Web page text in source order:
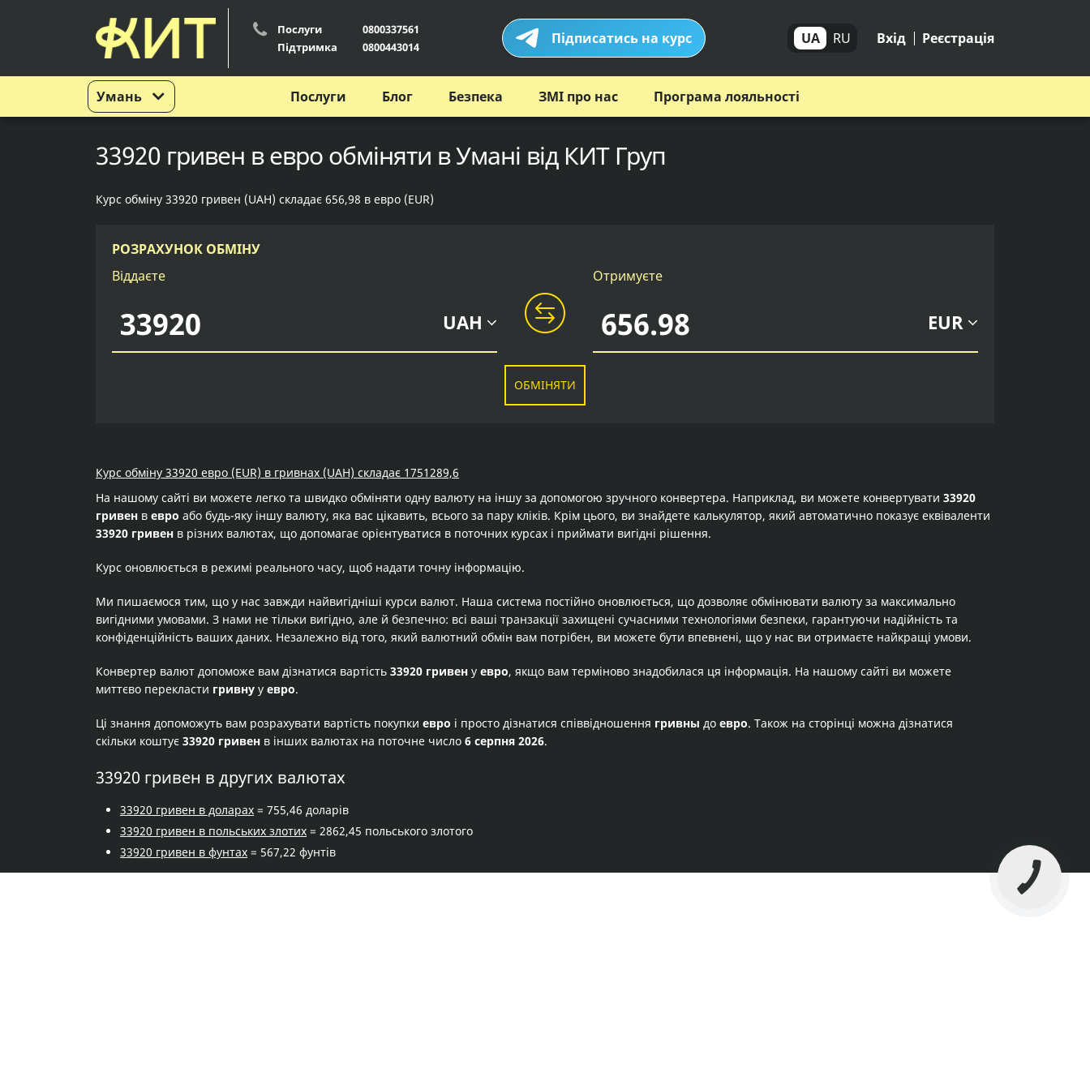
Умань
Послуги
0800337561
Підтримка
0800443014 Підписатись на курс UA RU Вхід Реєстрація
Послуги Блог Безпека ЗМІ про нас Програма лояльності
33920 гривен в евро обміняти в Умані від КИТ Груп
Курс обміну 33920 гривен (UAH) складає 656,98 в евро (EUR)
РОЗРАХУНОК ОБМІНУ
Віддаєте
UAH
Отримуєте
EUR
ОБМІНЯТИ
Курс обміну 33920 евро (EUR) в гривнах (UAH) складає 1751289,6
На нашому сайті ви можете легко та швидко обміняти одну валюту на іншу за допомогою зручного конвертера. Наприклад, ви можете конвертувати 33920
гривен в евро або будь-яку іншу валюту, яка вас цікавить, всього за пару кліків. Крім цього, ви знайдете калькулятор, який автоматично показує еквіваленти
33920 гривен в різних валютах, що допомагає орієнтуватися в поточних курсах і приймати вигідні рішення.
Курс оновлюється в режимі реального часу, щоб надати точну інформацію.
Ми пишаємося тим, що у нас завжди найвигідніші курси валют. Наша система постійно оновлюється, що дозволяє обмінювати валюту за максимально
вигідними умовами. З нами не тільки вигідно, але й безпечно: всі ваші транзакції захищені сучасними технологіями безпеки, гарантуючи надійність та
конфіденційність ваших даних. Незалежно від того, який валютний обмін вам потрібен, ви можете бути впевнені, що у нас ви отримаєте найкращі умови.
Конвертер валют допоможе вам дізнатися вартість 33920 гривен у евро, якщо вам терміново знадобилася ця інформація. На нашому сайті ви можете
миттєво перекласти гривну у евро.
Ці знання допоможуть вам розрахувати вартість покупки евро і просто дізнатися співвідношення гривны до евро. Також на сторінці можна дізнатися
скільки коштує 33920 гривен в інших валютах на поточне число 6 серпня 2026.
33920 гривен в других валютах
33920 гривен в доларах = 755,46 доларів
33920 гривен в польських злотих = 2862,45 польського злотого
33920 гривен в фунтах = 567,22 фунтів